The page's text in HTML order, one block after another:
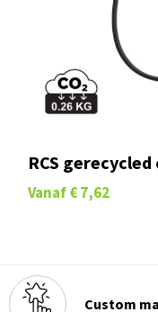
RCS
Vanaf € 7,62
Custom